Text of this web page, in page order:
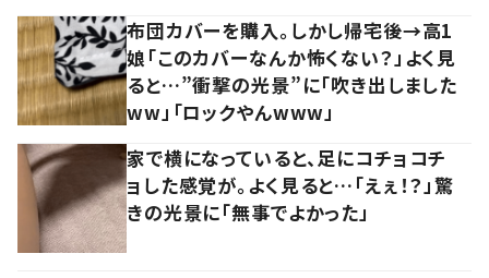
布団カバーを購入。しかし帰宅後→高1
娘「このカバーなんか怖くない？」よく見
ると…”衝撃の光景”に「吹き出しました
ww」「ロックやんwww」
家で横になっていると、足にコチョコチ
ョした感覚が。よく見ると…「えぇ！？」驚
きの光景に「無事でよかった」